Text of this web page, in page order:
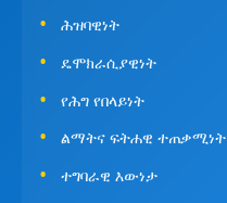
ሕዝባዊነት
ዴሞክራሲያዊነት
የሕግ የበላይነት
ልማትና ፍትሐዊ ተጠቃሚነት
ተግባራዊ እውነታ